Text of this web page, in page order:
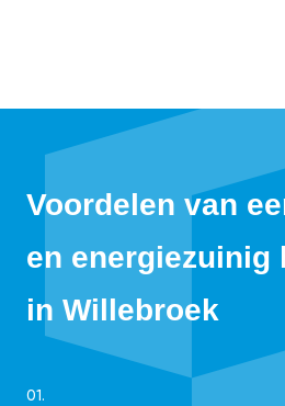
Voordelen van
en energiezuinig
in Willebroek
01.